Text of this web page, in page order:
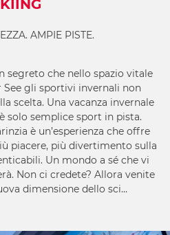
AMPIE PISTE.
segreto che nello spazio vitale
See gli sportivi invernali non
scelta. Una vacanza invernale
solo semplice sport in pista.
è un’esperienza che offre
piacere, più divertimento sulla
Un mondo a sé che vi
Non ci credete? Allora venite
dimensione dello sci…